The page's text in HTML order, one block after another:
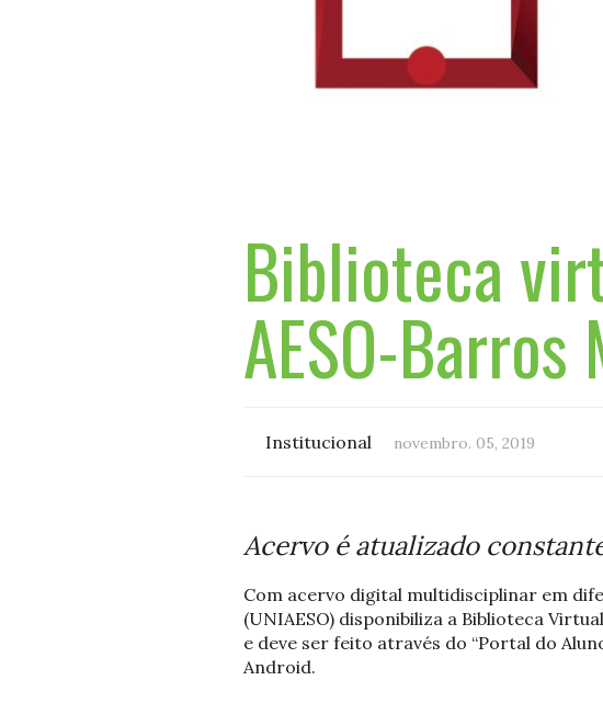
Biblioteca
AESO-Barros
Institucional novembro. 05, 2019
Acervo é atualizado
Com acervo digital multidisciplinar em
(UNIAESO) disponibiliza a Biblioteca
e deve ser feito através do “Portal do
Android.